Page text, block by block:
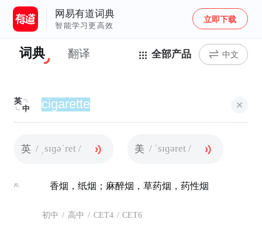
网易有道词典
智能学习更高效
立即下载
词典 翻译 全部产品 中文
英
中
英 / ˌsɪɡəˈret / 美 / ˈsɪɡəret /
n. 香烟，纸烟；麻醉烟，草药烟，药性烟
初中 / 高中 / CET4 / CET6